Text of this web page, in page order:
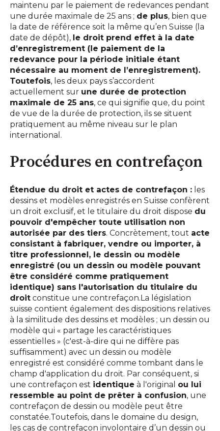
maintenu par le paiement de redevances pendant
une durée maximale de 25 ans ; de plus, bien que
la date de référence soit la même qu’en Suisse (la
date de dépôt), le droit prend effet à la date
d’enregistrement (le paiement de la
redevance pour la période initiale étant
nécessaire au moment de l’enregistrement).
Toutefois, les deux pays s’accordent
actuellement sur une durée de protection
maximale de 25 ans, ce qui signifie que, du point
de vue de la durée de protection, ils se situent
pratiquement au même niveau sur le plan
international.
Procédures en contrefaçon
Étendue du droit et actes de contrefaçon : les
dessins et modèles enregistrés en Suisse confèrent
un droit exclusif, et le titulaire du droit dispose du
pouvoir d'empêcher toute utilisation non
autorisée par des tiers. Concrètement, tout acte
consistant à fabriquer, vendre ou importer, à
titre professionnel, le dessin ou modèle
enregistré (ou un dessin ou modèle pouvant
être considéré comme pratiquement
identique) sans l'autorisation du titulaire du
droit constitue une contrefaçon.La législation
suisse contient également des dispositions relatives
à la similitude des dessins et modèles ; un dessin ou
modèle qui « partage les caractéristiques
essentielles » (c'est-à-dire qui ne diffère pas
suffisamment) avec un dessin ou modèle
enregistré est considéré comme tombant dans le
champ d'application du droit. Par conséquent, si
une contrefaçon est identique à l'original ou lui
ressemble au point de prêter à confusion, une
contrefaçon de dessin ou modèle peut être
constatée.Toutefois, dans le domaine du design,
les cas de contrefaçon involontaire d’un dessin ou